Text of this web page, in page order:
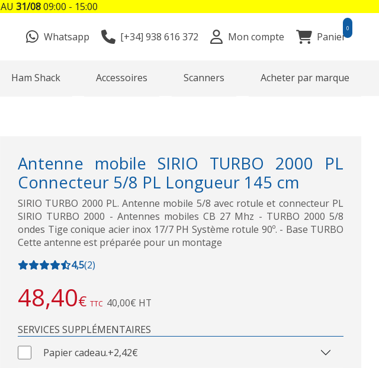
Whatsapp [+34] 938 616 372 Mon compte Panier
0
Ham Shack Accessoires Scanners Acheter par marque
Antenne mobile SIRIO TURBO 2000 PL
Connecteur 5/8 PL Longueur 145 cm
SIRIO TURBO 2000 PL. Antenne mobile 5/8 avec rotule et connecteur PL
SIRIO TURBO 2000 - Antennes mobiles CB 27 Mhz - TURBO 2000 5/8
ondes Tige conique acier inox 17/7 PH Système rotule 90º. - Base TURBO
Cette antenne est préparée pour un montage
4,5(2)
48,40€ TTC 40,00€ HT
SERVICES SUPPLÉMENTAIRES
Papier cadeau.+2,42€
AU 31/0809:00 - 15:00